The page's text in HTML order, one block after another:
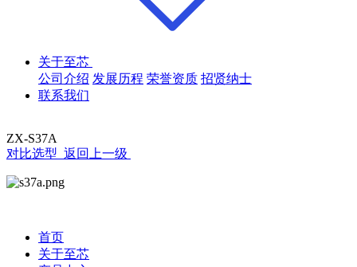
关于至芯
公司介绍 发展历程 荣誉资质 招贤纳士
联系我们
ZX-S37A
对比选型 返回上一级
首页
关于至芯